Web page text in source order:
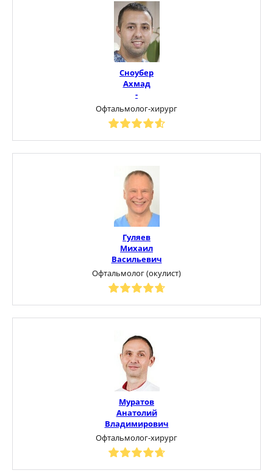
Сноубер
Ахмад
-
Офтальмолог-хирург
Гуляев
Михаил
Васильевич
Офтальмолог (окулист)
Муратов
Анатолий
Владимирович
Офтальмолог-хирург